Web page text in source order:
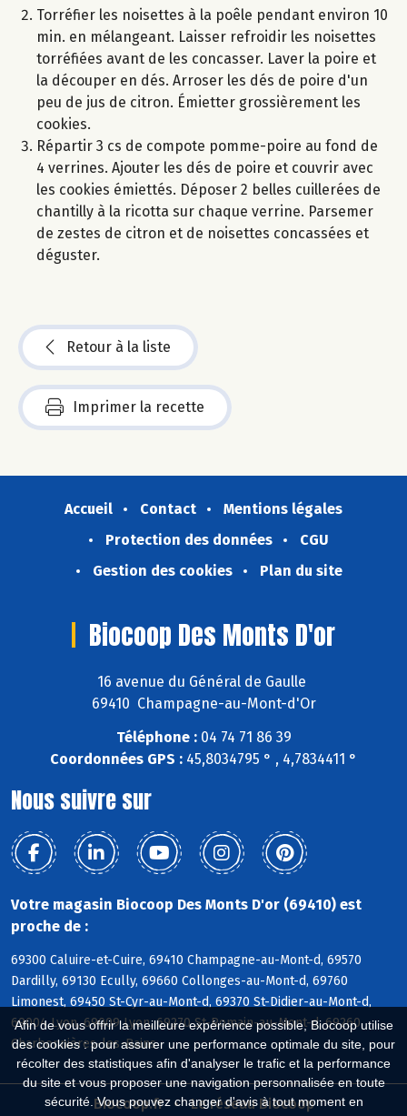
Afin de vous offrir la meilleure expérience possible, Biocoop utilise
des cookies : pour assurer une performance optimale du site, pour
récolter des statistiques afin d'analyser le trafic et la performance
du site et vous proposer une navigation personnalisée en toute
sécurité. Vous pouvez changer d'avis à tout moment en
Torréfier les noisettes à la poêle pendant environ 10
min. en mélangeant. Laisser refroidir les noisettes
torréfiées avant de les concasser. Laver la poire et
la découper en dés. Arroser les dés de poire d'un
peu de jus de citron. Émietter grossièrement les
cookies.
Répartir 3 cs de compote pomme-poire au fond de
4 verrines. Ajouter les dés de poire et couvrir avec
les cookies émiettés. Déposer 2 belles cuillerées de
chantilly à la ricotta sur chaque verrine. Parsemer
de zestes de citron et de noisettes concassées et
déguster.
Retour à la liste
Imprimer la recette
Accueil Contact
Mentions légales
Protection des données
CGU
Gestion des cookies
Plan du site
Biocoop Des Monts D'or
16 avenue du Général de Gaulle
69410 Champagne-au-Mont-d'Or
Téléphone :04 74 71 86 39
Coordonnées GPS : 45,8034795 ° , 4,7834411 °
Nous suivre sur
Votre magasin Biocoop Des Monts D'or (69410) est
proche de :
69300 Caluire-et-Cuire, 69410 Champagne-au-Mont-d, 69570
Dardilly, 69130 Ecully, 69660 Collonges-au-Mont-d, 69760
Limonest, 69450 St-Cyr-au-Mont-d, 69370 St-Didier-au-Mont-d,
69004 Lyon, 69009 Lyon, 69270 St-Romain-au-Mont-d, 69260
Charbonnières-les-Bains
Biocoop.fr Le réseau Biocoop